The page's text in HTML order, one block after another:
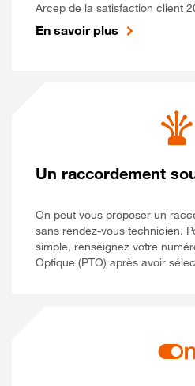
Arcep de la satisfaction client
En savoir plus
Un raccordement
On peut vous proposer un
sans rendez-vous technicien.
simple, renseignez votre
Optique (PTO) après avoir